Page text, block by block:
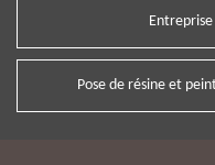
Pose de résine et